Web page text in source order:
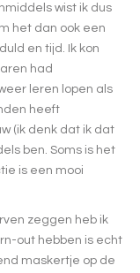
wist ik dus
het dan ook een
en tijd. Ik kon
had
leren lopen als
heeft
(ik denk dat ik dat
ben. Soms is het
is een mooi
zeggen heb ik
out hebben is echt
maskertje op de